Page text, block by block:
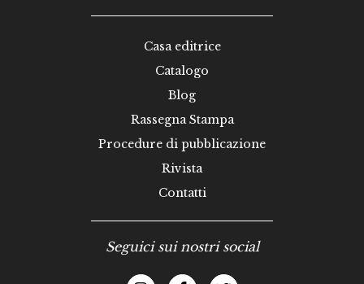
Casa editrice
Catalogo
Blog
Rassegna Stampa
Procedure di pubblicazione
Rivista
Contatti
Seguici sui nostri social